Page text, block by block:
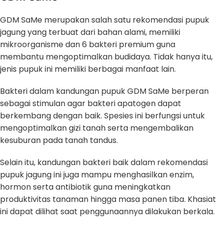
GDM SaMe merupakan salah satu rekomendasi pupuk
jagung yang terbuat dari bahan alami, memiliki
mikroorganisme dan 6 bakteri premium guna
membantu mengoptimalkan budidaya. Tidak hanya itu,
jenis pupuk ini memiliki berbagai manfaat lain.
Bakteri dalam kandungan pupuk GDM SaMe berperan
sebagai stimulan agar bakteri apatogen dapat
berkembang dengan baik. Spesies ini berfungsi untuk
mengoptimalkan gizi tanah serta mengembalikan
kesuburan pada tanah tandus.
Selain itu, kandungan bakteri baik dalam rekomendasi
pupuk jagung ini juga mampu menghasilkan enzim,
hormon serta antibiotik guna meningkatkan
produktivitas tanaman hingga masa panen tiba. Khasiat
ini dapat dilihat saat penggunaannya dilakukan berkala.